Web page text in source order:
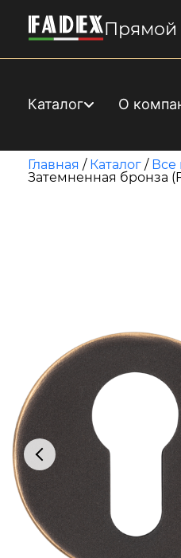
Прямой
Каталог О
Главная / Каталог / Все
Затемненная бронза